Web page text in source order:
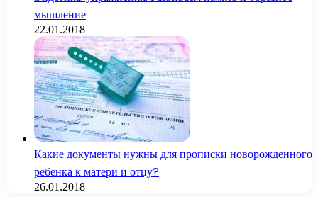
мышление
22.01.2018
Какие документы нужны для прописки новорожденного
ребенка к матери и отцу?
26.01.2018